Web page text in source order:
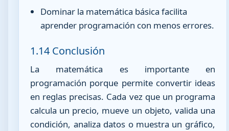
Dominar la matemática básica facilita
aprender programación con menos errores.
1.14 Conclusión
La matemática es importante en
programación porque permite convertir ideas
en reglas precisas. Cada vez que un programa
calcula un precio, mueve un objeto, valida una
condición, analiza datos o muestra un gráfico,